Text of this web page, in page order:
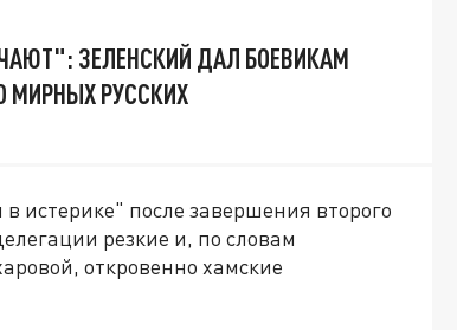
ЗЕЛЕНСКИЙ ДАЛ БОЕВИКАМ
МИРНЫХ РУССКИХ
истерике" после завершения второго
резкие и, по словам
откровенно хамские